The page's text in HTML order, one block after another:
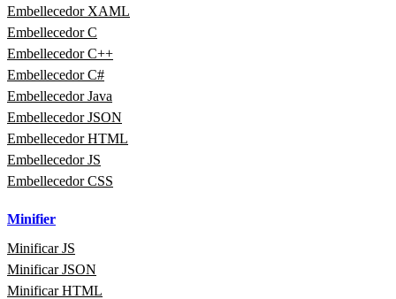
Embellecedor XAML
Embellecedor C
Embellecedor C++
Embellecedor C#
Embellecedor Java
Embellecedor JSON
Embellecedor HTML
Embellecedor JS
Embellecedor CSS
Minifier
Minificar JS
Minificar JSON
Minificar HTML